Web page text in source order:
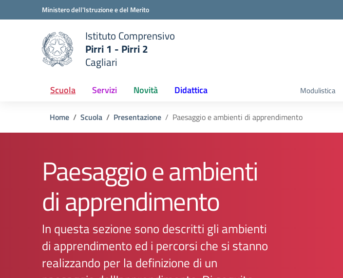
Vai ai contenuti
Vai al menu di navigazioneMinistero dell'Istruzione e del Merito
scuola
Istituto Comprensivo
Pirri 1 - Pirri 2
Cagliari
Scuola Servizi Novità Didattica Modulistica
Home Scuola Presentazione Paesaggio e ambienti di apprendimento
Paesaggio e ambienti
di apprendimento
In questa sezione sono descritti gli ambienti
di apprendimento ed i percorsi che si stanno
realizzando per la definizione di un